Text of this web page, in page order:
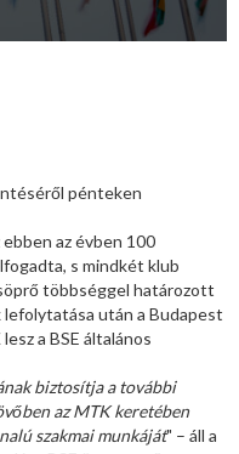
pénteken
az évben 100
s mindkét klub
többséggel határozott
lefolytatása után a Budapest
a BSE általános
biztosítja a további
az MTK keretében
szakmai munkáját" – áll a